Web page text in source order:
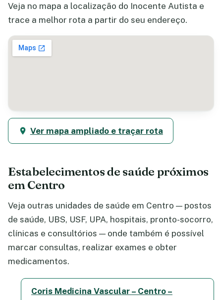
Veja no mapa a localização do Inocente Autista e
trace a melhor rota a partir do seu endereço.
Ver mapa ampliado e traçar rota
Estabelecimentos de saúde próximos
em Centro
Veja outras unidades de saúde em Centro — postos
de saúde, UBS, USF, UPA, hospitais, pronto-socorro,
clínicas e consultórios — onde também é possível
marcar consultas, realizar exames e obter
medicamentos.
Coris Medicina Vascular – Centro –